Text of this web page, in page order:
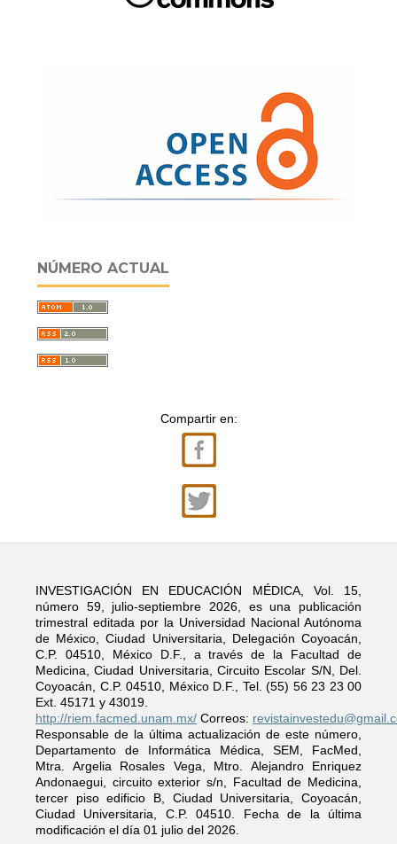
NÚMERO ACTUAL
Compartir en:
INVESTIGACIÓN EN EDUCACIÓN MÉDICA, Vol. 15,
número 59, julio-septiembre 2026, es una publicación
trimestral editada por la Universidad Nacional Autónoma
de México, Ciudad Universitaria, Delegación Coyoacán,
C.P. 04510, México D.F., a través de la Facultad de
Medicina, Ciudad Universitaria, Circuito Escolar S/N, Del.
Coyoacán, C.P. 04510, México D.F., Tel. (55) 56 23 23 00
Ext. 45171 y 43019.
http://riem.facmed.unam.mx/ Correos:
Responsable de la última actualización de este número,
Departamento de Informática Médica, SEM, FacMed,
Mtra. Argelia Rosales Vega, Mtro. Alejandro Enriquez
Andonaegui, circuito exterior s/n, Facultad de Medicina,
tercer piso edificio B, Ciudad Universitaria, Coyoacán,
Ciudad Universitaria, C.P. 04510. Fecha de la última
modificación el día 01 julio del 2026.